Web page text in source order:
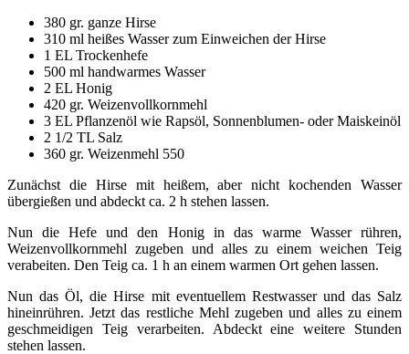
380 gr. ganze Hirse
310 ml heißes Wasser zum Einweichen der Hirse
1 EL Trockenhefe
500 ml handwarmes Wasser
2 EL Honig
420 gr. Weizenvollkornmehl
3 EL Pflanzenöl wie Rapsöl, Sonnenblumen- oder Maiskeinöl
2 1/2 TL Salz
360 gr. Weizenmehl 550
Zunächst die Hirse mit heißem, aber nicht kochenden Wasser
übergießen und abdeckt ca. 2 h stehen lassen.
Nun die Hefe und den Honig in das warme Wasser rühren,
Weizenvollkornmehl zugeben und alles zu einem weichen Teig
verabeiten. Den Teig ca. 1 h an einem warmen Ort gehen lassen.
Nun das Öl, die Hirse mit eventuellem Restwasser und das Salz
hineinrühren. Jetzt das restliche Mehl zugeben und alles zu einem
geschmeidigen Teig verarbeiten. Abdeckt eine weitere Stunden
stehen lassen.